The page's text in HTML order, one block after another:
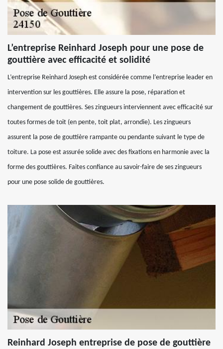
L’entreprise Reinhard Joseph pour une pose de
gouttière avec efficacité et solidité
L’entreprise Reinhard Joseph est considérée comme l’entreprise leader en
intervention sur les gouttières. Elle assure la pose, réparation et
changement de gouttières. Ses zingueurs interviennent avec efficacité sur
toutes formes de toit (en pente, toit plat, arrondie). Les zingueurs
assurent la pose de gouttière rampante ou pendante suivant le type de
toiture. La pose est assurée solide avec des fixations en harmonie avec la
forme des gouttières. Faites confiance au savoir-faire de ses zingueurs
pour une pose solide de gouttières.
Reinhard Joseph entreprise de pose de gouttière